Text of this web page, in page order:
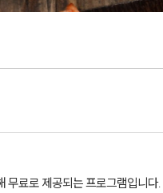
무료로 제공되는 프로그램입니다.